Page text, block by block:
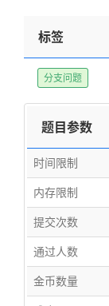
标签
分支问题
题目参数
时间限制
内存限制
提交次数
通过人数
金币数量